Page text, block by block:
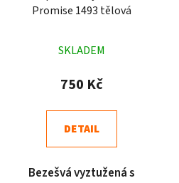
Promise 1493 tělová
hodnocení
produktu
5,0
z
hvězdiček.
SKLADEM
750 Kč
DETAIL
Bezešvá vyztužená s